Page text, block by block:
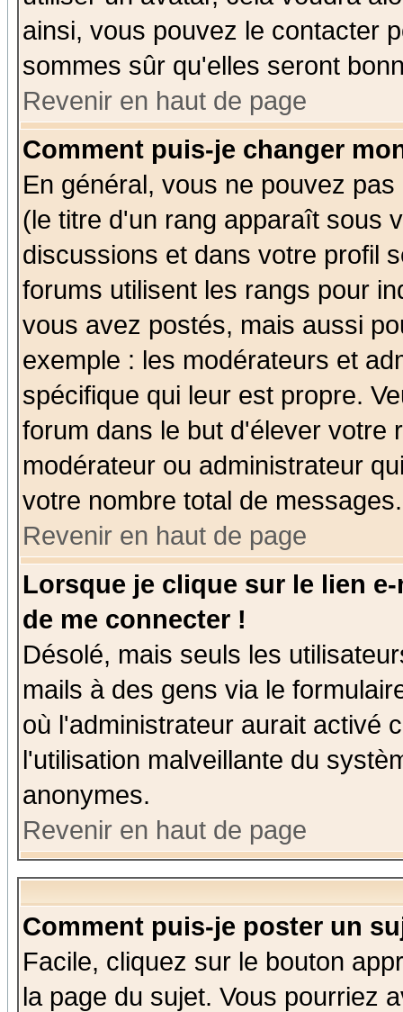
ainsi, vous pouvez le contacter
sommes sûr qu'elles seront
Revenir en haut de page
Comment puis-je changer
En général, vous ne pouvez
(le titre d'un rang apparaît sous
discussions et dans votre profil
forums utilisent les rangs pour
vous avez postés, mais aussi
exemple : les modérateurs et
spécifique qui leur est propre.
forum dans le but d'élever votre
modérateur ou administrateur
votre nombre total de messages.
Revenir en haut de page
Lorsque je clique sur le lien
de me connecter !
Désolé, mais seuls les
mails à des gens via le
où l'administrateur aurait activé
l'utilisation malveillante du
anonymes.
Revenir en haut de page
Comment puis-je poster un
Facile, cliquez sur le bouton
la page du sujet. Vous pourriez